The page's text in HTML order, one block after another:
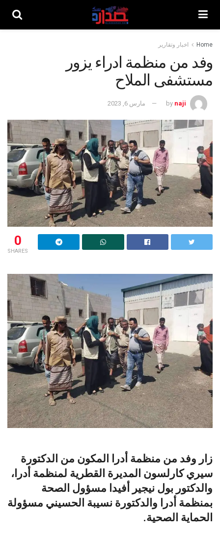
Home اخبار وتقارير
وفد من منظمة ادراء يزور
مستشفى الملاح
by naji مارس 6, 2023
0
SHARES
زار وفد من منظمة أدرا المكون من الدكتورة
سيري كارلسون المديرة القطرية لمنظمة أدرا،
والدكتور بول نيجير أفيدا مسؤول الصحة
بمنظمة أدرا والدكتورة نسيبة الحسيني مسؤولة
الحماية الصحية.